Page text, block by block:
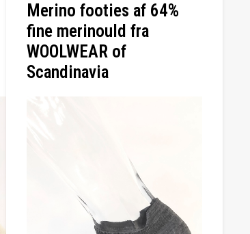
Merino footies af 64%
fine merinould fra
WOOLWEAR of
Scandinavia